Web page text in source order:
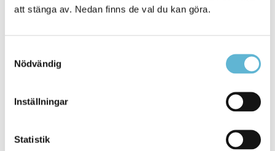
att stänga av. Nedan finns de val du kan göra.
Nödvändig
Inställningar
Statistik